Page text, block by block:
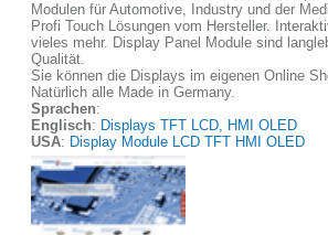
Modulen für Automotive, Industry und der
Profi Touch Lösungen vom Hersteller.
vieles mehr. Display Panel Module sind
Qualität.
Sie können die Displays im eigenen Online
Natürlich alle Made in Germany.
Sprachen:
Englisch: Displays TFT LCD, HMI OLED
USA: Display Module LCD TFT HMI OLED